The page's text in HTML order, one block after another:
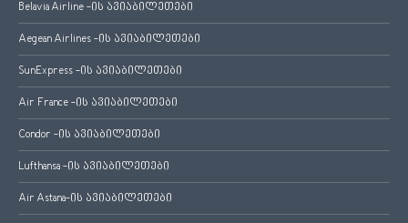
Belavia Airline -ის ავიაბილეთები
Aegean Airlines -ის ავიაბილეთები
SunExpress -ის ავიაბილეთები
Air France -ის ავიაბილეთები
Condor -ის ავიაბილეთები
Lufthansa -ის ავიაბილეთები
Air Astana-ის ავიაბილეთები